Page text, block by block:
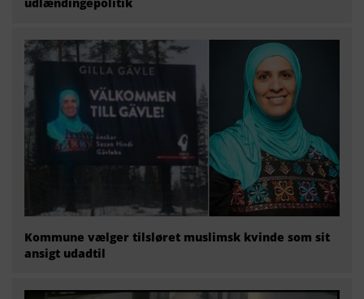
udlændingepolitik
Kommune vælger tilsløret muslimsk kvinde som sit
ansigt udadtil